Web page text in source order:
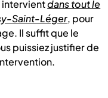
intervientdans tout le
Saint-Léger, pour
Il suffit que le
puissiez justifier de